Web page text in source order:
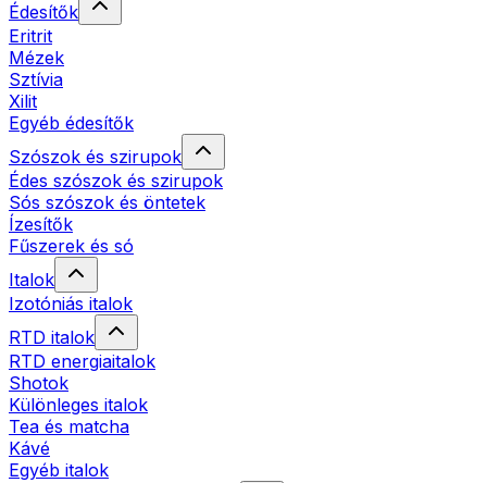
Édesítők
Eritrit
Mézek
Sztívia
Xilit
Egyéb édesítők
Szószok és szirupok
Édes szószok és szirupok
Sós szószok és öntetek
Ízesítők
Fűszerek és só
Italok
Izotóniás italok
RTD italok
RTD energiaitalok
Shotok
Különleges italok
Tea és matcha
Kávé
Egyéb italok